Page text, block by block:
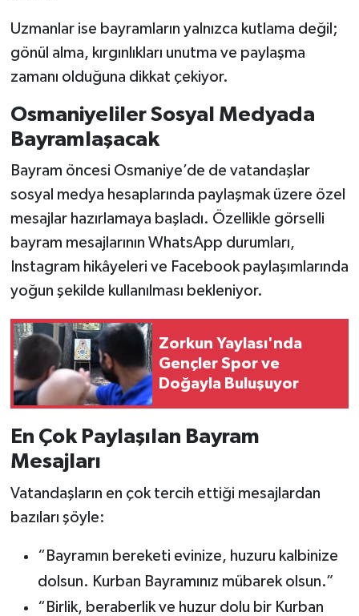
Uzmanlar ise bayramların yalnızca kutlama değil;
gönül alma, kırgınlıkları unutma ve paylaşma
zamanı olduğuna dikkat çekiyor.
Osmaniyeliler Sosyal Medyada
Bayramlaşacak
Bayram öncesi Osmaniye’de de vatandaşlar
sosyal medya hesaplarında paylaşmak üzere özel
mesajlar hazırlamaya başladı. Özellikle görselli
bayram mesajlarının WhatsApp durumları,
Instagram hikâyeleri ve Facebook paylaşımlarında
yoğun şekilde kullanılması bekleniyor.
Zorkun Yaylası'nda
Gençler Spor ve
Doğayla Buluşuyor
En Çok Paylaşılan Bayram
Mesajları
Vatandaşların en çok tercih ettiği mesajlardan
bazıları şöyle:
“Bayramın bereketi evinize, huzuru kalbinize
dolsun. Kurban Bayramınız mübarek olsun.”
“Birlik, beraberlik ve huzur dolu bir Kurban